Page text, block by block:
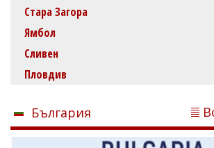
Стара Загора
Ямбол
Сливен
Пловдив
България